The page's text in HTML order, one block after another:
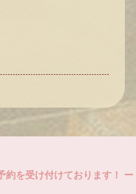
約を受け付けております！ ー